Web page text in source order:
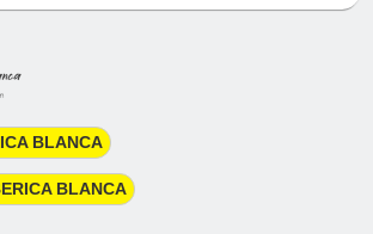
BLANCA
BLANCA